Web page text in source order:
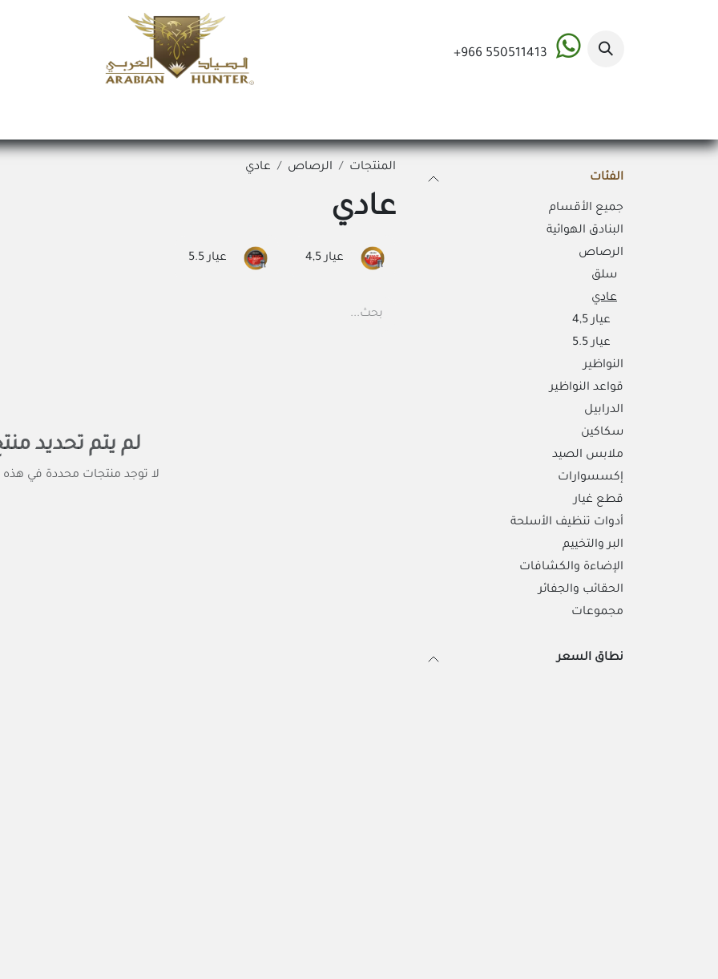
+966 550​511413
الفئات
جميع الأقسام
البنادق الهوائية
الرصاص
سلق
عادي
عيار 4,5
عيار 5.5
النواظير
قواعد النواظير
الدرابيل
سكاكين
ملابس الصيد
إكسسوارات
قطع غيار
أدوات تنظيف الأسلحة
البر والتخييم
الإضاءة والكشافات
الحقائب والجفائر
مجموعات
نطاق السعر
المنتجات الرصاص عادي
عادي
عيار 4,5 عيار 5.5
لم يتم تحديد
لا توجد منتجات محددة في هذه